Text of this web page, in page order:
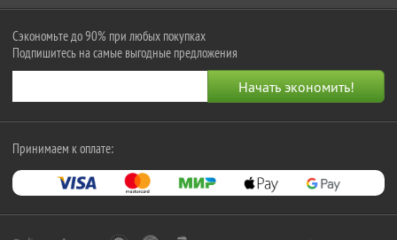
Сэкономьте до 90% при любых покупках
Подпишитесь на самые выгодные предложения
Принимаем к оплате: